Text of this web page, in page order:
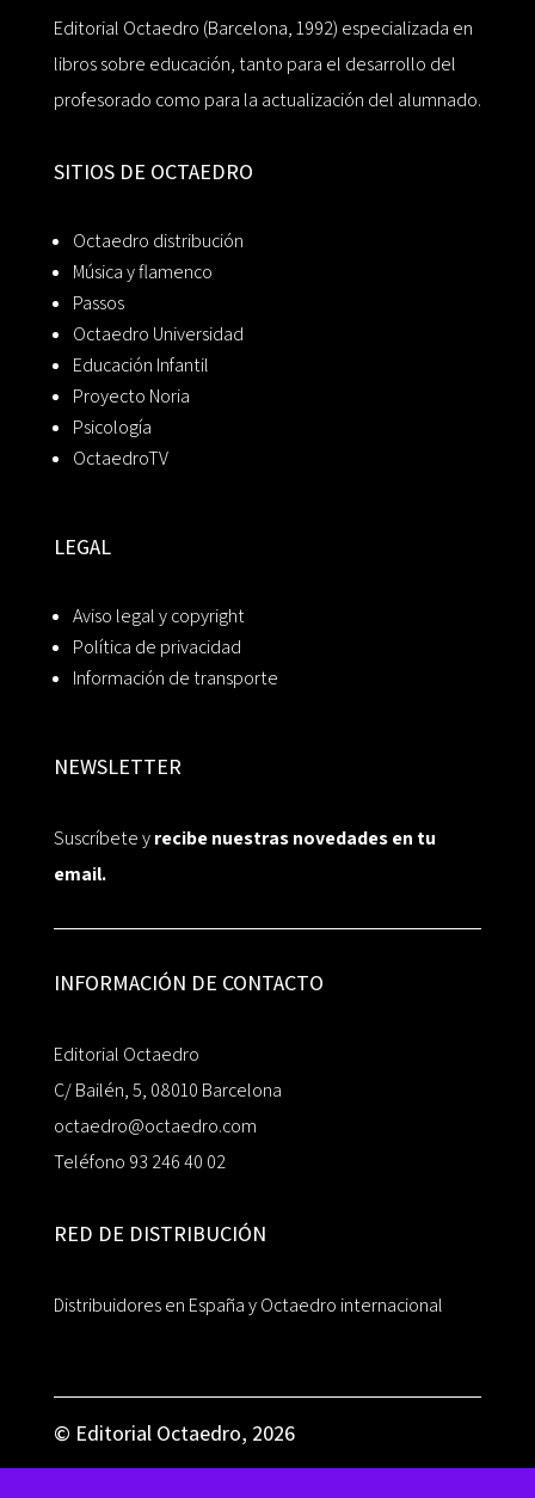
Editorial Octaedro (Barcelona, 1992) especializada en
libros sobre educación, tanto para el desarrollo del
profesorado como para la actualización del alumnado.
SITIOS DE OCTAEDRO
Octaedro distribución
Música y flamenco
Passos
Octaedro Universidad
Educación Infantil
Proyecto Noria
Psicología
OctaedroTV
LEGAL
Aviso legal y copyright
Política de privacidad
Información de transporte
NEWSLETTER
Suscríbete yrecibe nuestras novedades en tu
email.
INFORMACIÓN DE CONTACTO
Editorial Octaedro
C/ Bailén, 5, 08010 Barcelona
octaedro@octaedro.com
Teléfono 93 246 40 02
RED DE DISTRIBUCIÓN
Distribuidores en España y Octaedro internacional
© Editorial Octaedro, 2026